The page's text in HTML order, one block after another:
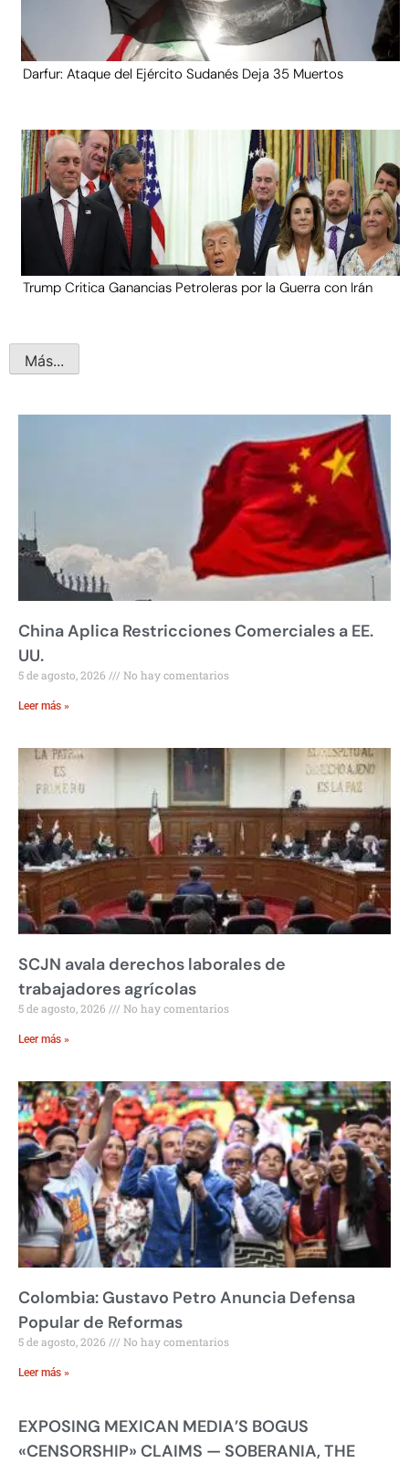
Darfur: Ataque del Ejército Sudanés Deja 35 Muertos
Trump Critica Ganancias Petroleras por la Guerra con Irán
Más...
China Aplica Restricciones Comerciales a EE.
UU.
5 de agosto, 2026 No hay comentarios
Leer más »
SCJN avala derechos laborales de
trabajadores agrícolas
5 de agosto, 2026 No hay comentarios
Leer más »
Colombia: Gustavo Petro Anuncia Defensa
Popular de Reformas
5 de agosto, 2026 No hay comentarios
Leer más »
EXPOSING MEXICAN MEDIA’S BOGUS
«CENSORSHIP» CLAIMS — SOBERANIA, THE